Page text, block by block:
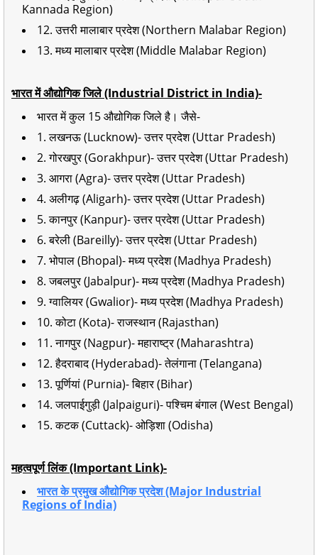
Kannada Region)
12. उत्तरी मालाबार प्रदेश (Northern Malabar Region)
13. मध्य मालाबार प्रदेश (Middle Malabar Region)
भारत में औद्योगिक जिले (Industrial District in India)-
भारत में कुल 15 औद्योगिक जिले है। जैसे-
1. लखनऊ (Lucknow)- उत्तर प्रदेश (Uttar Pradesh)
2. गोरखपुर (Gorakhpur)- उत्तर प्रदेश (Uttar Pradesh)
3. आगरा (Agra)- उत्तर प्रदेश (Uttar Pradesh)
4. अलीगढ़ (Aligarh)- उत्तर प्रदेश (Uttar Pradesh)
5. कानपुर (Kanpur)- उत्तर प्रदेश (Uttar Pradesh)
6. बरेली (Bareilly)- उत्तर प्रदेश (Uttar Pradesh)
7. भोपाल (Bhopal)- मध्य प्रदेश (Madhya Pradesh)
8. जबलपुर (Jabalpur)- मध्य प्रदेश (Madhya Pradesh)
9. ग्वालियर (Gwalior)- मध्य प्रदेश (Madhya Pradesh)
10. कोटा (Kota)- राजस्थान (Rajasthan)
11. नागपुर (Nagpur)- महाराष्ट्र (Maharashtra)
12. हैदराबाद (Hyderabad)- तेलंगाना (Telangana)
13. पूर्णियां (Purnia)- बिहार (Bihar)
14. जलपाईगुड़ी (Jalpaiguri)- पश्चिम बंगाल (West Bengal)
15. कटक (Cuttack)- ओड़िशा (Odisha)
महत्वपूर्ण लिंक (Important Link)-
भारत के प्रमुख औद्योगिक प्रदेश (Major Industrial
Regions of India)